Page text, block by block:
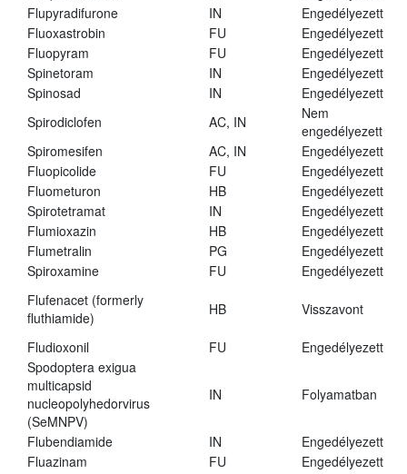
Flupyradifurone
IN
Engedélyezett
Fluoxastrobin
FU
Engedélyezett
Fluopyram
FU
Engedélyezett
Spinetoram
IN
Engedélyezett
Spinosad
IN
Engedélyezett
Spirodiclofen
AC, IN
Nem
engedélyezett
Spiromesifen
AC, IN
Engedélyezett
Fluopicolide
FU
Engedélyezett
Fluometuron
HB
Engedélyezett
Spirotetramat
IN
Engedélyezett
Flumioxazin
HB
Engedélyezett
Flumetralin
PG
Engedélyezett
Spiroxamine
FU
Engedélyezett
Flufenacet (formerly
fluthiamide)
HB Visszavont
Fludioxonil FU
Engedélyezett
Spodoptera exigua
multicapsid
nucleopolyhedorvirus
(SeMNPV)
IN Folyamatban
Flubendiamide IN
Engedélyezett
Fluazinam
FU
Engedélyezett